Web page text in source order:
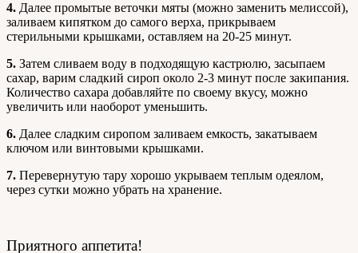
4. Далее промытые веточки мяты (можно заменить мелиссой),
заливаем кипятком до самого верха, прикрываем
стерильными крышками, оставляем на 20-25 минут.
5. Затем сливаем воду в подходящую кастрюлю, засыпаем
сахар, варим сладкий сироп около 2-3 минут после закипания.
Количество сахара добавляйте по своему вкусу, можно
увеличить или наоборот уменьшить.
6. Далее сладким сиропом заливаем емкость, закатываем
ключом или винтовыми крышками.
7. Перевернутую тару хорошо укрываем теплым одеялом,
через сутки можно убрать на хранение.
Приятного аппетита!